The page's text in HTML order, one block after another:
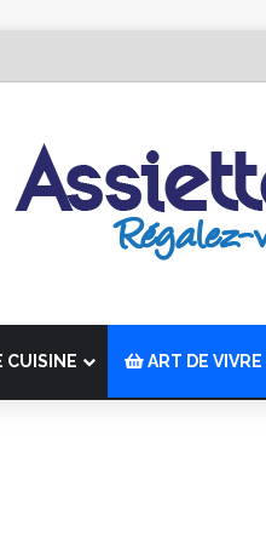
du 19 au 24 octobre 2026
CUISINE ART DE VIVRE